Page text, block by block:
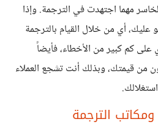
مهما اجتهدت في الترجمة. وإذا
أي من خلال القيام بالترجمة
على كم كبير من الأخطاء، فأيضاً
من قيمتك، وبذلك أنت تشجع العملاء
الترجمة